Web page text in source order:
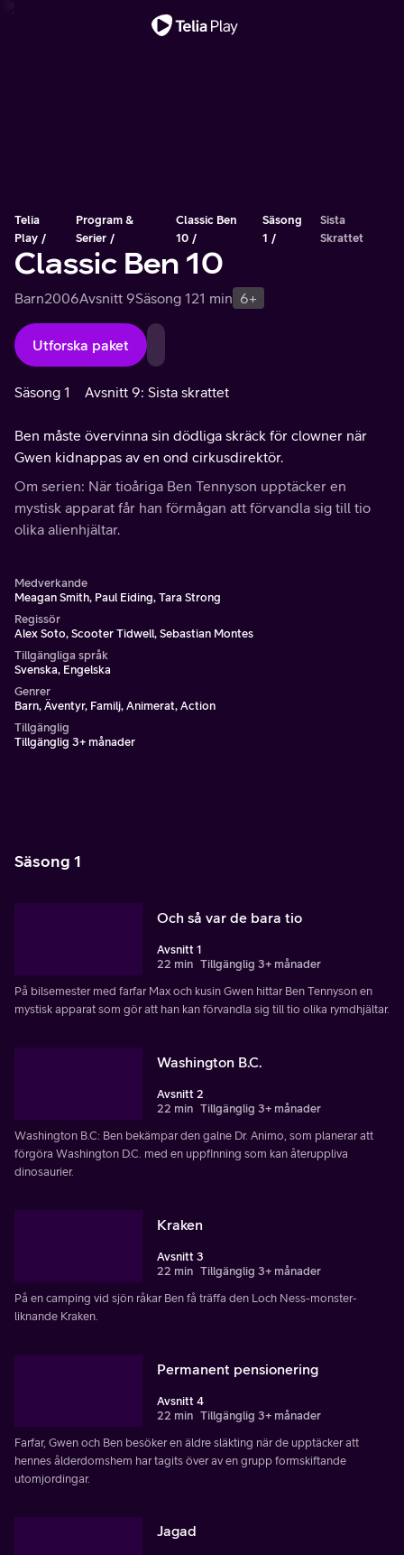
Telia
Play
Program &
Serier
Classic Ben
10
Säsong
1
Sista
Skrattet
Classic Ben 10
Barn2006Avsnitt 9Säsong 121 min 6+
Utforska paket
Säsong 1 Avsnitt 9: Sista skrattet
Ben måste övervinna sin dödliga skräck för clowner när
Gwen kidnappas av en ond cirkusdirektör.
Om serien: När tioåriga Ben Tennyson upptäcker en
mystisk apparat får han förmågan att förvandla sig till tio
olika alienhjältar.
Medverkande
Meagan Smith, Paul Eiding, Tara Strong
Regissör
Alex Soto, Scooter Tidwell, Sebastian Montes
Tillgängliga språk
Svenska, Engelska
Genrer
Barn, Äventyr, Familj, Animerat, Action
Tillgänglig
Tillgänglig 3+ månader
Säsong 1
Och så var de bara tio
Avsnitt 1
22 min Tillgänglig 3+ månader
På bilsemester med farfar Max och kusin Gwen hittar Ben Tennyson en
mystisk apparat som gör att han kan förvandla sig till tio olika rymdhjältar.
Washington B.C.
Avsnitt 2
22 min Tillgänglig 3+ månader
Washington B.C: Ben bekämpar den galne Dr. Animo, som planerar att
förgöra Washington D.C. med en uppfinning som kan återuppliva
dinosaurier.
Kraken
Avsnitt 3
22 min Tillgänglig 3+ månader
På en camping vid sjön råkar Ben få träffa den Loch Ness-monster-
liknande Kraken.
Permanent pensionering
Avsnitt 4
22 min Tillgänglig 3+ månader
Farfar, Gwen och Ben besöker en äldre släkting när de upptäcker att
hennes ålderdomshem har tagits över av en grupp formskiftande
utomjordingar.
Jagad